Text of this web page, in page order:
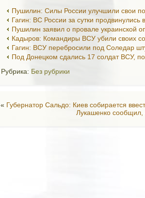
Пушилин: Силы России улучшили свои
Гагин: ВС России за сутки продвинулись
Пушилин заявил о провале украинской
Кадыров: Командиры ВСУ убили своих
Гагин: ВСУ перебросили под Соледар
Под Донецком сдались 17 солдат ВСУ,
Рубрика: Без рубрики
« Губернатор Сальдо: Киев собирается
Лукашенко сообщил,